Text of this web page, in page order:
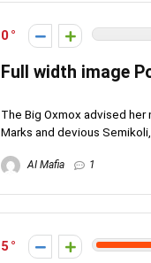
0
Full width image
The Big Oxmox advised
Marks and devious
AI Mafia 1
5